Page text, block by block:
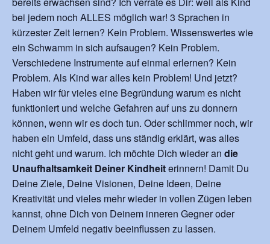
bei jedem noch ALLES möglich war! 3 Sprachen in
kürzester Zeit lernen? Kein Problem. Wissenswertes wie
ein Schwamm in sich aufsaugen? Kein Problem.
Verschiedene Instrumente auf einmal erlernen? Kein
Problem. Als Kind war alles kein Problem! Und jetzt?
Haben wir für vieles eine Begründung warum es nicht
funktioniert und welche Gefahren auf uns zu donnern
können, wenn wir es doch tun. Oder schlimmer noch, wir
haben ein Umfeld, dass uns ständig erklärt, was alles
nicht geht und warum. Ich möchte Dich wieder an die
Unaufhaltsamkeit Deiner Kindheiterinnern! Damit Du
Deine Ziele, Deine Visionen, Deine Ideen, Deine
Kreativität und vieles mehr wieder in vollen Zügen leben
kannst, ohne Dich von Deinem inneren Gegner oder
Deinem Umfeld negativ beeinflussen zu lassen.